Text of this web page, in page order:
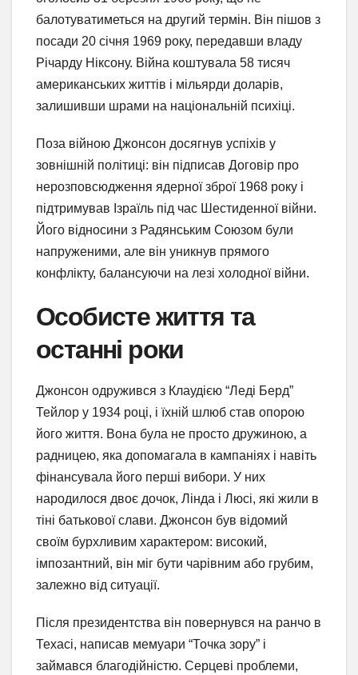
балотуватиметься на другий термін. Він пішов з
посади 20 січня 1969 року, передавши владу
Річарду Ніксону. Війна коштувала 58 тисяч
американських життів і мільярди доларів,
залишивши шрами на національній психіці.
Поза війною Джонсон досягнув успіхів у
зовнішній політиці: він підписав Договір про
нерозповсюдження ядерної зброї 1968 року і
підтримував Ізраїль під час Шестиденної війни.
Його відносини з Радянським Союзом були
напруженими, але він уникнув прямого
конфлікту, балансуючи на лезі холодної війни.
Особисте життя та
останні роки
Джонсон одружився з Клаудією “Леді Берд”
Тейлор у 1934 році, і їхній шлюб став опорою
його життя. Вона була не просто дружиною, а
радницею, яка допомагала в кампаніях і навіть
фінансувала його перші вибори. У них
народилося двоє дочок, Лінда і Люсі, які жили в
тіні батькової слави. Джонсон був відомий
своїм бурхливим характером: високий,
імпозантний, він міг бути чарівним або грубим,
залежно від ситуації.
Після президентства він повернувся на ранчо в
Техасі, написав мемуари “Точка зору” і
займався благодійністю. Серцеві проблеми,